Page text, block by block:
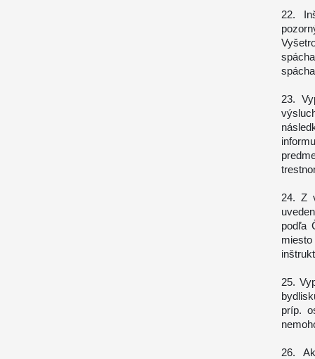
22.
23.
24. Z
podľa
25.
príp.
26.